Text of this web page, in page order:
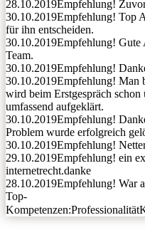
28.10.2019Empfehlung!
30.10.2019Empfehlung! Top
für ihn entscheiden.
30.10.2019Empfehlung! Gute
Team.
30.10.2019Empfehlung!
30.10.2019Empfehlung! Man
wird beim Erstgespräch schon
umfassend aufgeklärt.
30.10.2019Empfehlung!
Problem wurde erfolgreich
30.10.2019Empfehlung!
29.10.2019Empfehlung! ein
internetrecht.danke
28.10.2019Empfehlung! War
Top-
Kompetenzen:Professionalität